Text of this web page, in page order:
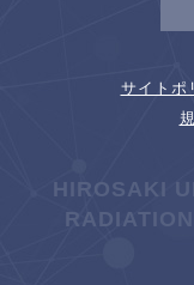
サイトポ
HIROSAKI